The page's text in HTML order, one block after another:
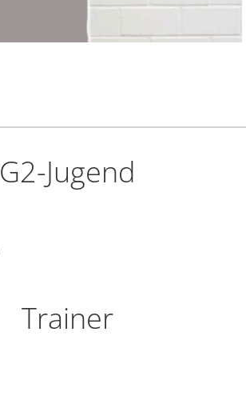
G2-Jugend
Trainer